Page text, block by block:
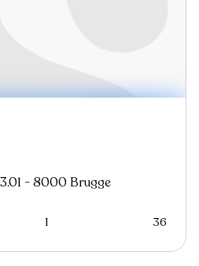
- 8000 Brugge
1 36